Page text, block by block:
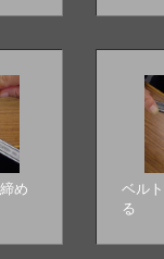
め
ベル
る